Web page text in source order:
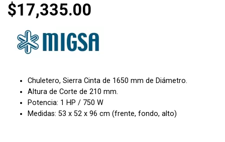
$17,335.00
Chuletero, Sierra Cinta de 1650 mm de Diámetro.
Altura de Corte de 210 mm.
Potencia: 1 HP / 750 W
Medidas: 53 x 52 x 96 cm (frente, fondo, alto)